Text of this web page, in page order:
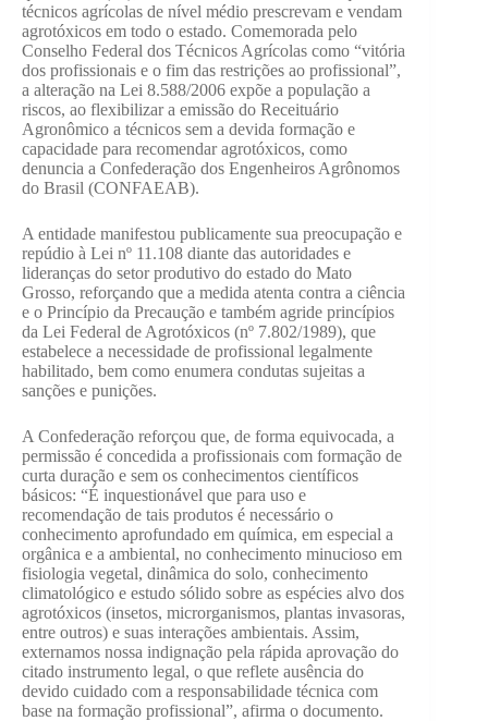
técnicos agrícolas de nível médio prescrevam e vendam
agrotóxicos em todo o estado. Comemorada pelo
Conselho Federal dos Técnicos Agrícolas como “vitória
dos profissionais e o fim das restrições ao profissional”,
a alteração na Lei 8.588/2006 expõe a população a
riscos, ao flexibilizar a emissão do Receituário
Agronômico a técnicos sem a devida formação e
capacidade para recomendar agrotóxicos, como
denuncia a Confederação dos Engenheiros Agrônomos
do Brasil (CONFAEAB).
A entidade manifestou publicamente sua preocupação e
repúdio à Lei nº 11.108 diante das autoridades e
lideranças do setor produtivo do estado do Mato
Grosso, reforçando que a medida atenta contra a ciência
e o Princípio da Precaução e também agride princípios
da Lei Federal de Agrotóxicos (nº 7.802/1989), que
estabelece a necessidade de profissional legalmente
habilitado, bem como enumera condutas sujeitas a
sanções e punições.
A Confederação reforçou que, de forma equivocada, a
permissão é concedida a profissionais com formação de
curta duração e sem os conhecimentos científicos
básicos: “É inquestionável que para uso e
recomendação de tais produtos é necessário o
conhecimento aprofundado em química, em especial a
orgânica e a ambiental, no conhecimento minucioso em
fisiologia vegetal, dinâmica do solo, conhecimento
climatológico e estudo sólido sobre as espécies alvo dos
agrotóxicos (insetos, microrganismos, plantas invasoras,
entre outros) e suas interações ambientais. Assim,
externamos nossa indignação pela rápida aprovação do
citado instrumento legal, o que reflete ausência do
devido cuidado com a responsabilidade técnica com
base na formação profissional”, afirma o documento.